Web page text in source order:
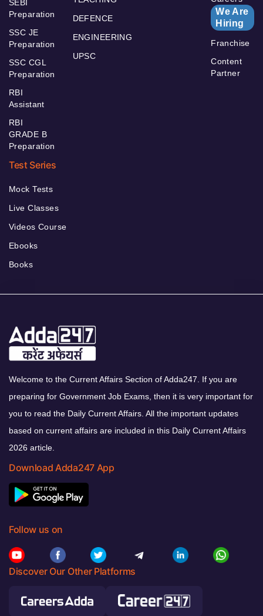
SEBI
Preparation
SSC JE
Preparation
SSC CGL
Preparation
RBI
Assistant
RBI
GRADE B
Preparation
DEFENCE
ENGINEERING
UPSC
We Are
Hiring
Franchise
Content
Partner
Test Series
Mock Tests
Live Classes
Videos Course
Ebooks
Books
Welcome to the Current Affairs Section of Adda247. If you are
preparing for Government Job Exams, then it is very important for
you to read the Daily Current Affairs. All the important updates
based on current affairs are included in this Daily Current Affairs
2026 article.
Download Adda247 App
Follow us on
Discover Our Other Platforms